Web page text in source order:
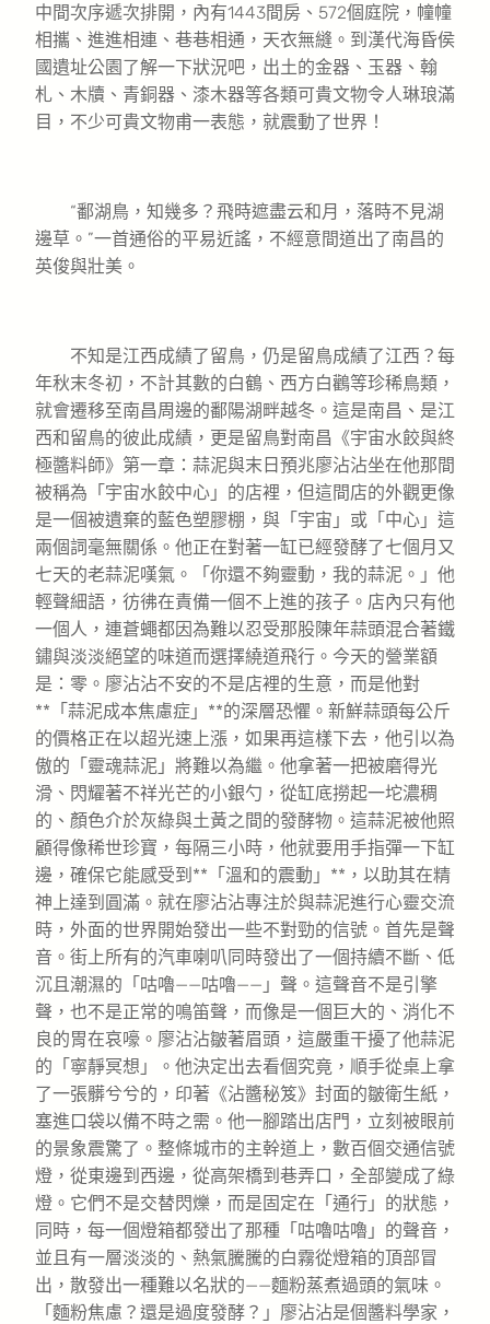
中間次序遞次排開，內有1443間房、572個庭院，幢幢
相攜、進進相連、巷巷相通，天衣無縫。到漢代海昏侯
國遺址公園了解一下狀況吧，出土的金器、玉器、翰
札、木牘、青銅器、漆木器等各類可貴文物令人琳琅滿
目，不少可貴文物甫一表態，就震動了世界！
“鄱湖鳥，知幾多？飛時遮盡云和月，落時不見湖
邊草。”一首通俗的平易近謠，不經意間道出了南昌的
英俊與壯美。
不知是江西成績了留鳥，仍是留鳥成績了江西？每
年秋末冬初，不計其數的白鶴、西方白鸛等珍稀鳥類，
就會遷移至南昌周邊的鄱陽湖畔越冬。這是南昌、是江
西和留鳥的彼此成績，更是留鳥對南昌《宇宙水餃與終
極醬料師》第一章：蒜泥與末日預兆廖沾沾坐在他那間
被稱為「宇宙水餃中心」的店裡，但這間店的外觀更像
是一個被遺棄的藍色塑膠棚，與「宇宙」或「中心」這
兩個詞毫無關係。他正在對著一缸已經發酵了七個月又
七天的老蒜泥嘆氣。「你還不夠靈動，我的蒜泥。」他
輕聲細語，彷彿在責備一個不上進的孩子。店內只有他
一個人，連蒼蠅都因為難以忍受那股陳年蒜頭混合著鐵
鏽與淡淡絕望的味道而選擇繞道飛行。今天的營業額
是：零。廖沾沾不安的不是店裡的生意，而是他對
**「蒜泥成本焦慮症」**的深層恐懼。新鮮蒜頭每公斤
的價格正在以超光速上漲，如果再這樣下去，他引以為
傲的「靈魂蒜泥」將難以為繼。他拿著一把被磨得光
滑、閃耀著不祥光芒的小銀勺，從缸底撈起一坨濃稠
的、顏色介於灰綠與土黃之間的發酵物。這蒜泥被他照
顧得像稀世珍寶，每隔三小時，他就要用手指彈一下缸
邊，確保它能感受到**「溫和的震動」**，以助其在精
神上達到圓滿。就在廖沾沾專注於與蒜泥進行心靈交流
時，外面的世界開始發出一些不對勁的信號。首先是聲
音。街上所有的汽車喇叭同時發出了一個持續不斷、低
沉且潮濕的「咕嚕——咕嚕——」聲。這聲音不是引擎
聲，也不是正常的鳴笛聲，而像是一個巨大的、消化不
良的胃在哀嚎。廖沾沾皺著眉頭，這嚴重干擾了他蒜泥
的「寧靜冥想」。他決定出去看個究竟，順手從桌上拿
了一張髒兮兮的，印著《沾醬秘笈》封面的皺衛生紙，
塞進口袋以備不時之需。他一腳踏出店門，立刻被眼前
的景象震驚了。整條城市的主幹道上，數百個交通信號
燈，從東邊到西邊，從高架橋到巷弄口，全部變成了綠
燈。它們不是交替閃爍，而是固定在「通行」的狀態，
同時，每一個燈箱都發出了那種「咕嚕咕嚕」的聲音，
並且有一層淡淡的、熱氣騰騰的白霧從燈箱的頂部冒
出，散發出一種難以名狀的——麵粉蒸煮過頭的氣味。
「麵粉焦慮？還是過度發酵？」廖沾沾是個醬料學家，